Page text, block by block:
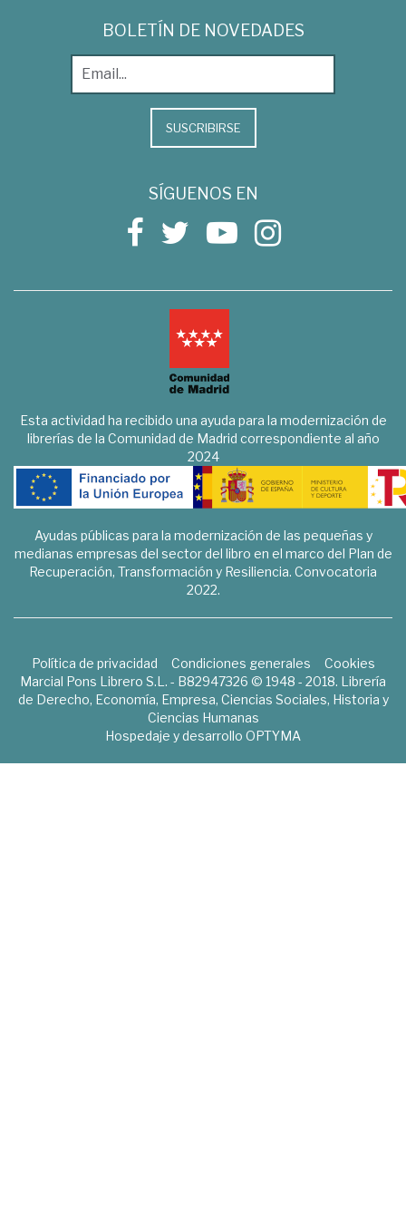
BOLETÍN DE NOVEDADES
SUSCRIBIRSE
SÍGUENOS EN
Esta actividad ha recibido una ayuda para la modernización de
librerías de la Comunidad de Madrid correspondiente al año
2024
Ayudas públicas para la modernización de las pequeñas y
medianas empresas del sector del libro en el marco del Plan de
Recuperación, Transformación y Resiliencia. Convocatoria
2022.
Política de privacidad Condiciones generales
Cookies
Marcial Pons Librero S.L. - B82947326 © 1948 - 2018. Librería
de Derecho, Economía, Empresa, Ciencias Sociales, Historia y
Ciencias Humanas
Hospedaje y desarrollo OPTYMA